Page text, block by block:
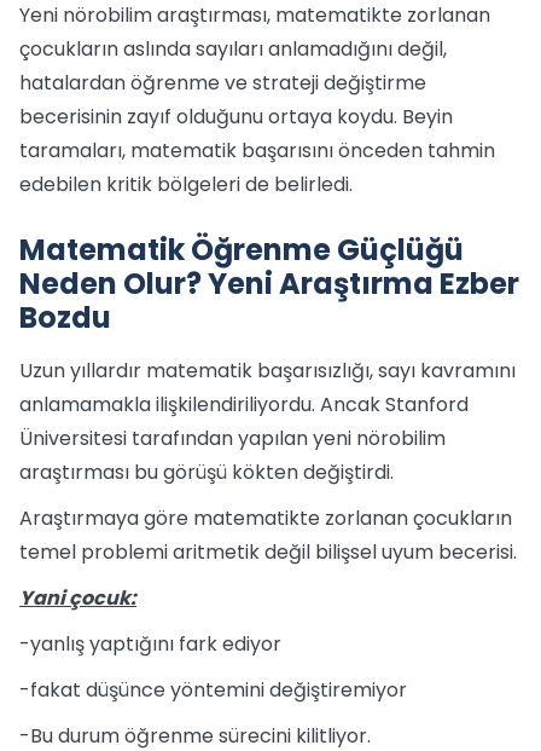
Yeni nörobilim araştırması, matematikte zorlanan
çocukların aslında sayıları anlamadığını değil,
hatalardan öğrenme ve strateji değiştirme
becerisinin zayıf olduğunu ortaya koydu. Beyin
taramaları, matematik başarısını önceden tahmin
edebilen kritik bölgeleri de belirledi.
Matematik Öğrenme Güçlüğü
Neden Olur? Yeni Araştırma Ezber
Bozdu
Uzun yıllardır matematik başarısızlığı, sayı kavramını
anlamamakla ilişkilendiriliyordu. Ancak Stanford
Üniversitesi tarafından yapılan yeni nörobilim
araştırması bu görüşü kökten değiştirdi.
Araştırmaya göre matematikte zorlanan çocukların
temel problemi aritmetik değil bilişsel uyum becerisi.
Yani çocuk:
-yanlış yaptığını fark ediyor
-fakat düşünce yöntemini değiştiremiyor
-Bu durum öğrenme sürecini kilitliyor.